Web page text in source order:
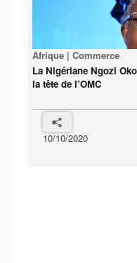
Afrique | Commerce
La Nigériane Ngozi
la tête de l’OMC
10/10/2020